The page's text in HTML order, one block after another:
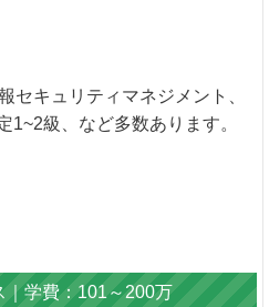
セキュリティマネジメント、
1~2級、など多数あります。
｜学費：101～200万